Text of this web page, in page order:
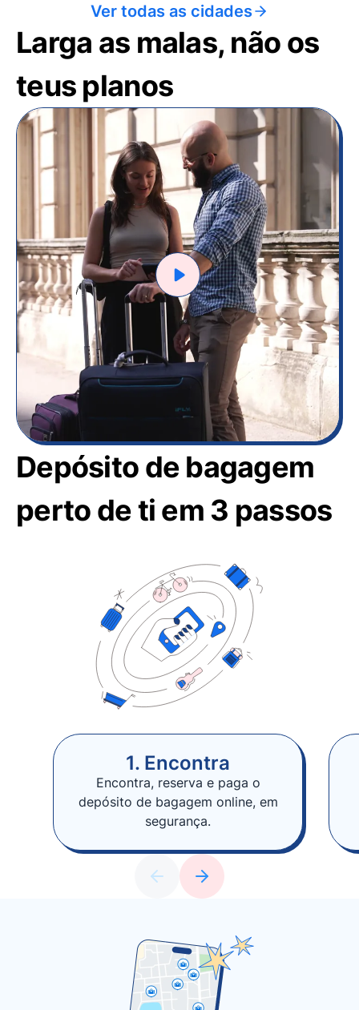
Ver todas as cidades
Larga as malas, não os
teus planos
Depósito de bagagem
perto de ti em 3 passos
1. Encontra
Encontra, reserva e paga o
depósito de bagagem online, em
segurança.